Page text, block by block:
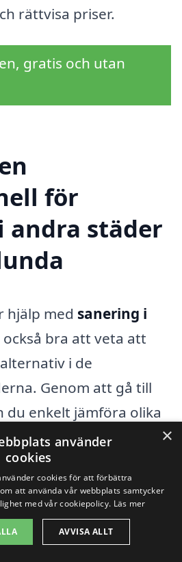
rättvisa priser.
gratis och utan
för
andra städer
hjälp med sanering i
bra att veta att
i de
Genom att gå till
enkelt jämföra olika
och få offerter på
att du väljer en
eftersom sanering
och rätt
×
använder
cookies
cookies för att förbättra
att använda vår webbplats samtycker
med vår cookiepolicy. Läs mer
AVVISA ALLT